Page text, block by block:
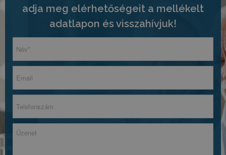
adja meg elérhetőségeit a mellékelt
adatlapon és visszahívjuk!